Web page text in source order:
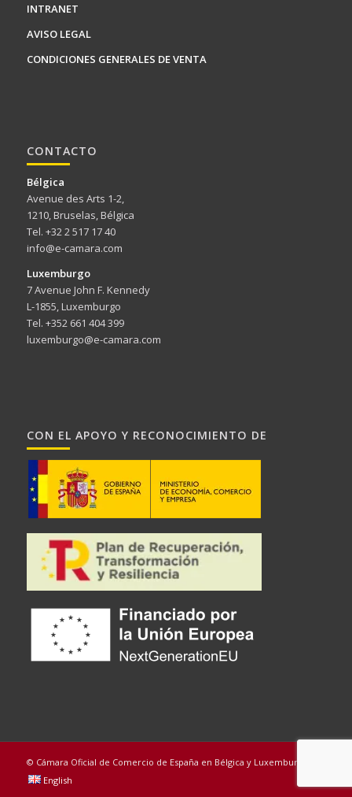
INTRANET
AVISO LEGAL
CONDICIONES GENERALES DE VENTA
CONTACTO
Bélgica
Avenue des Arts 1-2,
1210, Bruselas, Bélgica
Tel. +32 2 517 17 40
info@e-camara.com
Luxemburgo
7 Avenue John F. Kennedy
L-1855, Luxemburgo
Tel. +352 661 404 399
luxemburgo@e-camara.com
CON EL APOYO Y RECONOCIMIENTO DE
© Cámara Oficial de Comercio de España en Bélgica y Luxemburgo
English